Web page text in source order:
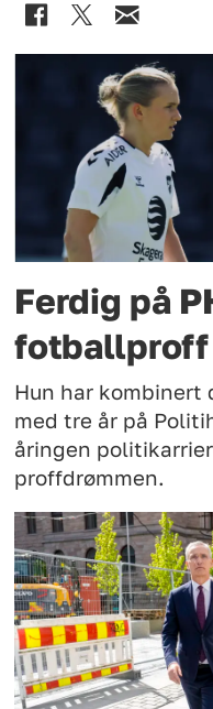
Ferdig på
fotballproff
Hun har
med tre år på
åringen
proffdrømmen.